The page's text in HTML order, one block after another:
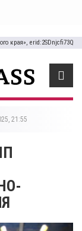
края», erid:2SDnjcfi73Q
21:55